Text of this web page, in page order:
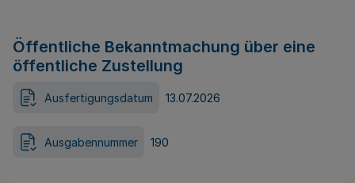
Öffentliche Bekanntmachung über eine
öffentliche Zustellung
Ausfertigungsdatum 13.07.2026
Ausgabennummer 190